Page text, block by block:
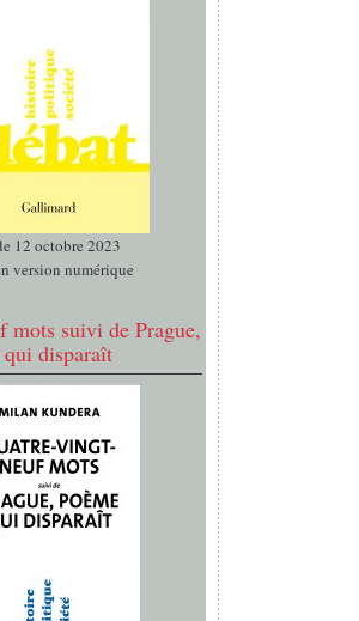
12 octobre 2023
version numérique
mots suivi de Prague,
qui disparaît